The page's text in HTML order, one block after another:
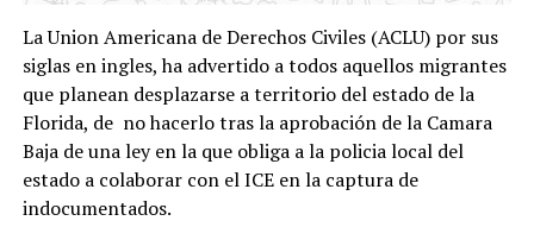
La Union Americana de Derechos Civiles (ACLU) por sus
siglas en ingles, ha advertido a todos aquellos migrantes
que planean desplazarse a territorio del estado de la
Florida, de no hacerlo tras la aprobación de la Camara
Baja de una ley en la que obliga a la policia local del
estado a colaborar con el ICE en la captura de
indocumentados.